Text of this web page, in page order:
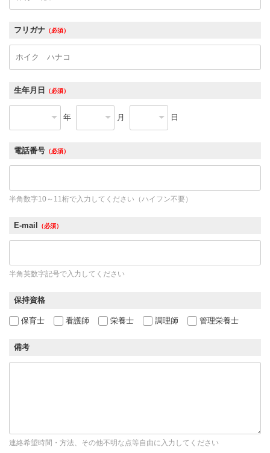
フリガナ （必須）
生年月日 （必須）
年 月 日
電話番号 （必須）
半角数字10～11桁で入力してください（ハイフン不要）
E-mail （必須）
半角英数字記号で入力してください
保持資格
保育士 看護師 栄養士 調理師 管理栄養士
備考
連絡希望時間・方法、その他不明な点等自由に入力してください